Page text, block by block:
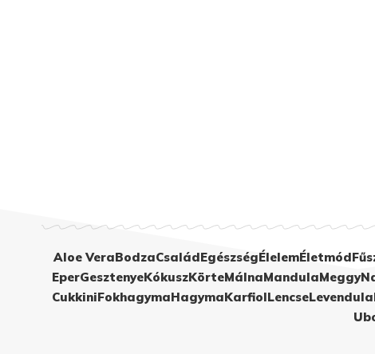
Aloe VeraBodzaCsaládEgészségÉlelemÉletmód
EperGesztenyeKókuszKörteMálnaMandulaMeggy
CukkiniFokhagymaHagymaKarfiolLencseLevendula